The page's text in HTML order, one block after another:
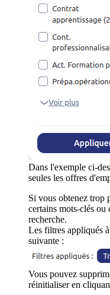
Dans l'exemple ci-
seules les offres
Si vous obtenez trop
certains mots-clés ou
recherche.
Les filtres appliqués
suivante :
Vous pouvez
réinitialiser en